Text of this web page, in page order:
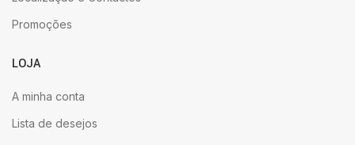
Promoções
LOJA
A minha conta
Lista de desejos